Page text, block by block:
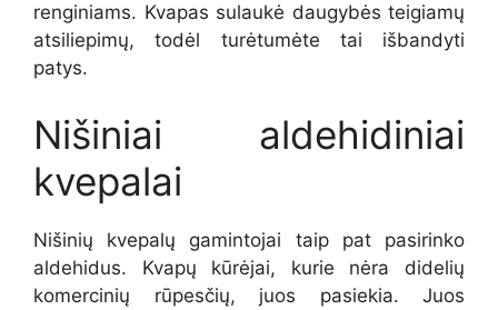
renginiams. Kvapas sulaukė daugybės teigiamų
atsiliepimų, todėl turėtumėte tai išbandyti
patys.
Nišiniai aldehidiniai
kvepalai
Nišinių kvepalų gamintojai taip pat pasirinko
aldehidus. Kvapų kūrėjai, kurie nėra didelių
komercinių rūpesčių, juos pasiekia. Juos